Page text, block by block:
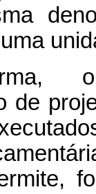
de